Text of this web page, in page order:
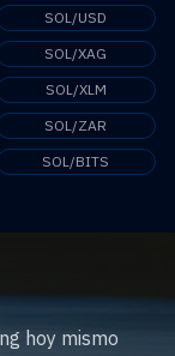
SOL/USD
SOL/XAG
SOL/XLM
SOL/ZAR
SOL/BITS
hoy mismo